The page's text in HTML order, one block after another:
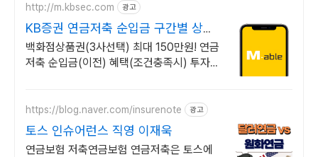
http://m.kbsec.com 광고
KB증권 연금저축 순입금 구간별 상품
권 혜택
백화점상품권(3사선택) 최대 150만원! 연금
저축 순입금(이전) 혜택(조건충족시) 투자할
https://blog.naver.com/insurenote 광고
토스 인슈어런스 직영 이재욱
연금보험 저축연금보험 연금저축은 토스에